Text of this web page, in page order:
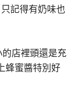
記得有奶味也
店裡頭還是充
蜂蜜醬特別好